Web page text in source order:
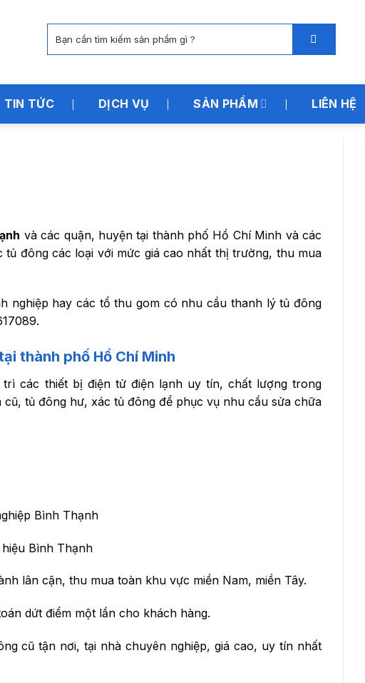
kiếm:
TIN TỨC DỊCH VỤ SẢN PHẨM LIÊN HỆ
và các quận, huyện tại thành phố Hồ Chí Minh và các
đông các loại với mức giá cao nhất thị trường, thu mua
nghiệp hay các tổ thu gom có nhu cầu thanh lý tủ đông
thành phố Hồ Chí Minh
các thiết bị điện tử điện lạnh uy tín, chất lượng trong
tủ đông hư, xác tủ đông để phục vụ nhu cầu sửa chữa
Bình Thạnh
Bình Thạnh
lân cận, thu mua toàn khu vực miền Nam, miền Tây.
dứt điểm một lần cho khách hàng.
cũ tận nơi, tại nhà chuyên nghiệp, giá cao, uy tín nhất